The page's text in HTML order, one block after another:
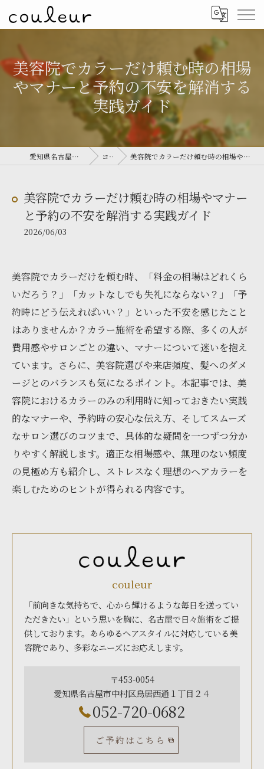
美容院でカラーだけ頼む時の相場
やマナーと予約の不安を解消する
実践ガイド
愛知県名古屋の美容院ならcouleur コラム 美容院でカラーだけ頼む時の相場やマナーと予約の不安を解消する実践ガイド
美容院でカラーだけ頼む時の相場やマナー
と予約の不安を解消する実践ガイド
2026/06/03
美容院でカラーだけを頼む時、「料金の相場はどれくら
いだろう？」「カットなしでも失礼にならない？」「予
約時にどう伝えればいい？」といった不安を感じたこと
はありませんか？カラー施術を希望する際、多くの人が
費用感やサロンごとの違い、マナーについて迷いを抱え
ています。さらに、美容院選びや来店頻度、髪へのダメ
ージとのバランスも気になるポイント。本記事では、美
容院におけるカラーのみの利用時に知っておきたい実践
的なマナーや、予約時の安心な伝え方、そしてスムーズ
なサロン選びのコツまで、具体的な疑問を一つずつ分か
りやすく解説します。適正な相場感や、無理のない頻度
の見極め方も紹介し、ストレスなく理想のヘアカラーを
楽しむためのヒントが得られる内容です。
couleur
「前向きな気持ちで、心から輝けるような毎日を送ってい
ただきたい」という思いを胸に、名古屋で日々施術をご提
供しております。あらゆるヘアスタイルに対応している美
容院であり、多彩なニーズにお応えします。
〒453-0054
愛知県名古屋市中村区鳥居西通１丁目２４
052-720-0682
ご予約はこちら